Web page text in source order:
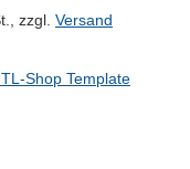
zzgl. Versand
Shop Template